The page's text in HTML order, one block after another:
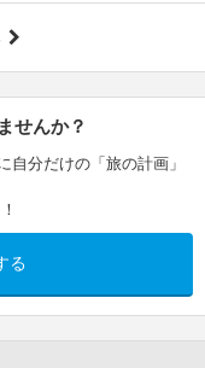
せんか？
分だけの「旅の計画」
る